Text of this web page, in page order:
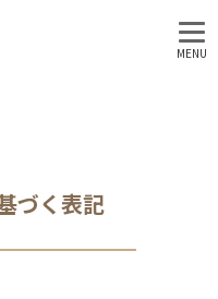
MENU
づく表記